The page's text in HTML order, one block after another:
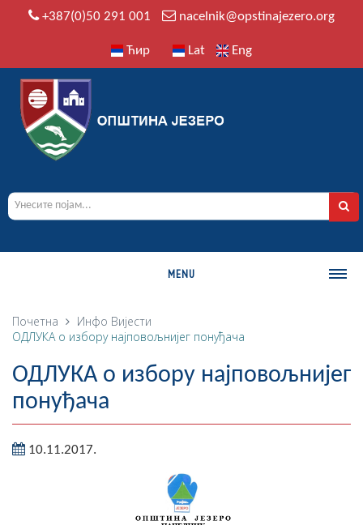
+387(0)50 291 001 nacelnik@opstinajezero.org
Ћир Lat Eng
MENU
О ОПШТИНИ
Историја
Географија
Насељена мјеста
Занимљивости
Почетна Инфо Вијести
ОДЛУКА о избору најповољнијег понуђача
ОДЛУКА о избору најповољнијег
понуђача
10.11.2017.